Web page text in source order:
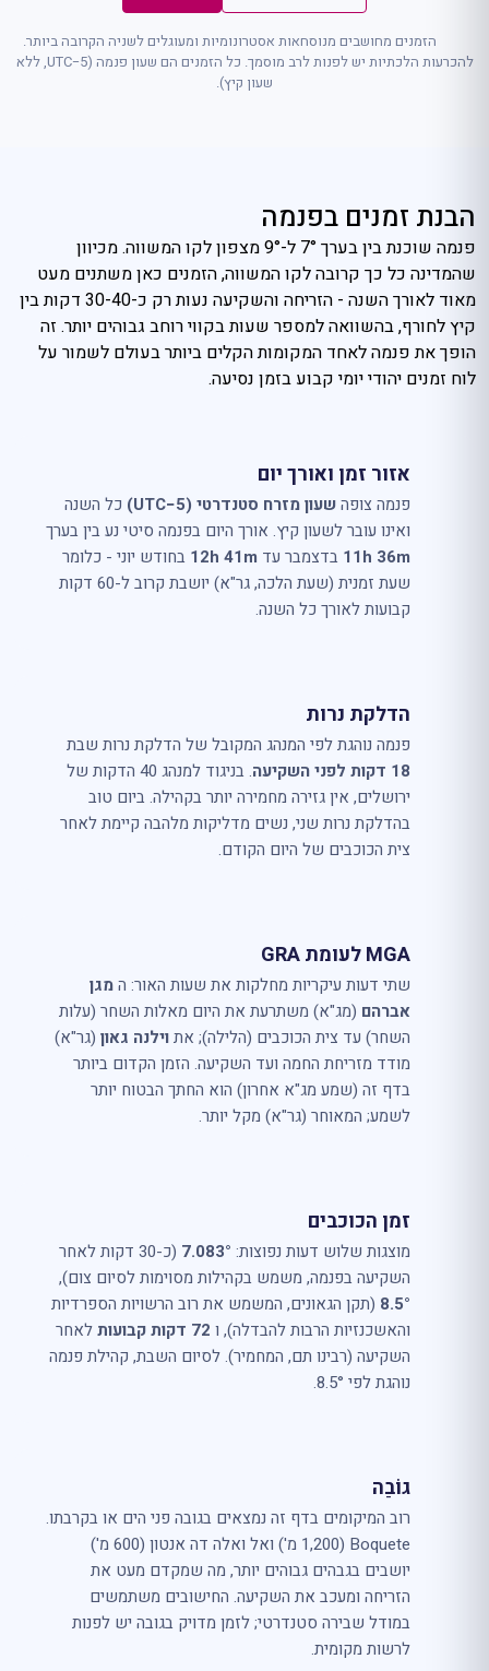
הזמנים מחושבים מנוסחאות אסטרונומיות ומעוגלים לשניה הקרובה ביותר.
להכרעות הלכתיות יש לפנות לרב מוסמך. כל הזמנים הם שעון פנמה (UTC−5, ללא
שעון קיץ).
הבנת זמנים בפנמה
פנמה שוכנת בין בערך 7° ל-9° מצפון לקו המשווה. מכיוון
שהמדינה כל כך קרובה לקו המשווה, הזמנים כאן משתנים מעט
מאוד לאורך השנה - הזריחה והשקיעה נעות רק כ-30-40 דקות בין
קיץ לחורף, בהשוואה למספר שעות בקווי רוחב גבוהים יותר. זה
הופך את פנמה לאחד המקומות הקלים ביותר בעולם לשמור על
לוח זמנים יהודי יומי קבוע בזמן נסיעה.
אזור זמן ואורך יום
פנמה צופהשעון מזרח סטנדרטי (UTC−5)
כל השנה
ואינו עובר לשעון קיץ. אורך היום בפנמה סיטי נע בין בערך
11h 36m בדצמבר עד 12h 41m בחודש יוני - כלומר
שעת זמנית (שעת הלכה, גר"א) יושבת קרוב ל-60 דקות
קבועות לאורך כל השנה.
הדלקת נרות
פנמה נוהגת לפי המנהג המקובל של הדלקת נרות שבת
18 דקות לפני השקיעה
. בניגוד למנהג 40 הדקות של
ירושלים, אין גזירה מחמירה יותר בקהילה. ביום טוב
בהדלקת נרות שני, נשים מדליקות מלהבה קיימת לאחר
צית הכוכבים של היום הקודם.
MGA לעומת GRA
שתי דעות עיקריות מחלקות את שעות האור: המגן
אברהם (מג"א) משתרעת את היום מאלות השחר (עלות
השחר) עד צית הכוכבים (הלילה); אתוילנה גאון (גר"א)
מודד מזריחת החמה ועד השקיעה. הזמן הקדום ביותר
בדף זה (שמע מג"א אחרון) הוא החתך הבטוח יותר
לשמע; המאוחר (גר"א) מקל יותר.
זמן הכוכבים
מוצגות שלוש דעות נפוצות: 7.083°
(כ-30 דקות לאחר
השקיעה בפנמה, משמש בקהילות מסוימות לסיום צום),
8.5° (תקן הגאונים, המשמש את רוב הרשויות הספרדיות
והאשכנזיות הרבות להבדלה), ו 72 דקות קבועות
לאחר
השקיעה (רבינו תם, המחמיר). לסיום השבת, קהילת פנמה
נוהגת לפי 8.5°.
גוֹבַה
רוב המיקומים בדף זה נמצאים בגובה פני הים או בקרבתו.
Boquete (1,200 מ') ואל ואלה דה אנטון (600 מ')
יושבים בגבהים גבוהים יותר, מה שמקדם מעט את
הזריחה ומעכב את השקיעה. החישובים משתמשים
במודל שבירה סטנדרטי; לזמן מדויק בגובה יש לפנות
לרשות מקומית.